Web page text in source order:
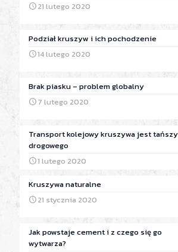
21 lutego 2020
Podział kruszyw i ich pochodzenie
14 lutego 2020
Brak piasku – problem globalny
7 lutego 2020
Transport kolejowy kruszywa jest
drogowego
1 lutego 2020
Kruszywa naturalne
21 stycznia 2020
Jak powstaje cement i z czego się go
wytwarza?